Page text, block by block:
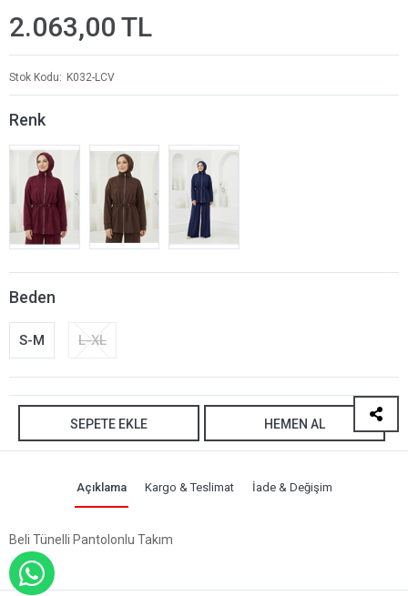
2.063,00 TL
Stok Kodu K032-LCV
Renk
Beden
S-M L-XL
SEPETE EKLE HEMEN AL
Açıklama Kargo & Teslimat İade & Değişim
Beli Tünelli Pantolonlu Takım